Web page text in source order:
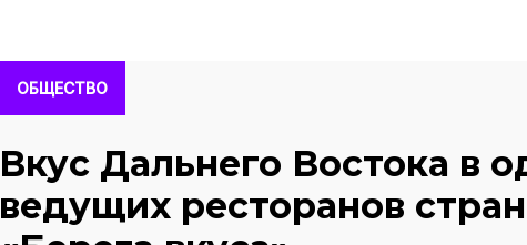
ОБЩЕСТВО
Вкус Дальнего Востока в
ведущих ресторанов